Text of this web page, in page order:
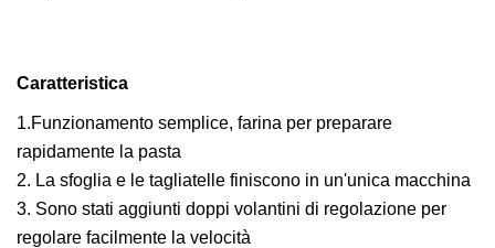
Caratteristica
1.Funzionamento semplice, farina per preparare
rapidamente la pasta
2. La sfoglia e le tagliatelle finiscono in un'unica macchina
3. Sono stati aggiunti doppi volantini di regolazione per
regolare facilmente la velocità